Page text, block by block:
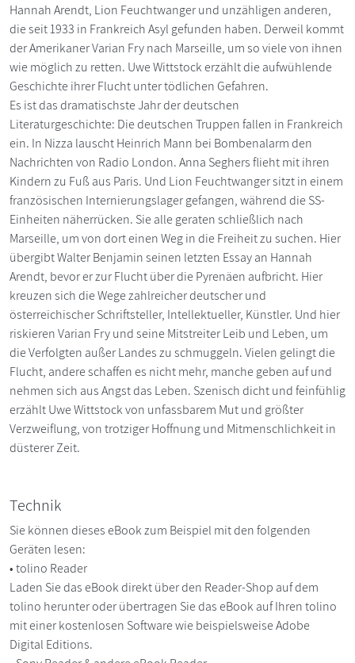
Hannah Arendt, Lion Feuchtwanger und unzähligen anderen,
die seit 1933 in Frankreich Asyl gefunden haben. Derweil kommt
der Amerikaner Varian Fry nach Marseille, um so viele von ihnen
wie möglich zu retten. Uwe Wittstock erzählt die aufwühlende
Geschichte ihrer Flucht unter tödlichen Gefahren.
Es ist das dramatischste Jahr der deutschen
Literaturgeschichte: Die deutschen Truppen fallen in Frankreich
ein. In Nizza lauscht Heinrich Mann bei Bombenalarm den
Nachrichten von Radio London. Anna Seghers flieht mit ihren
Kindern zu Fuß aus Paris. Und Lion Feuchtwanger sitzt in einem
französischen Internierungslager gefangen, während die SS-
Einheiten näherrücken. Sie alle geraten schließlich nach
Marseille, um von dort einen Weg in die Freiheit zu suchen. Hier
übergibt Walter Benjamin seinen letzten Essay an Hannah
Arendt, bevor er zur Flucht über die Pyrenäen aufbricht. Hier
kreuzen sich die Wege zahlreicher deutscher und
österreichischer Schriftsteller, Intellektueller, Künstler. Und hier
riskieren Varian Fry und seine Mitstreiter Leib und Leben, um
die Verfolgten außer Landes zu schmuggeln. Vielen gelingt die
Flucht, andere schaffen es nicht mehr, manche geben auf und
nehmen sich aus Angst das Leben. Szenisch dicht und feinfühlig
erzählt Uwe Wittstock von unfassbarem Mut und größter
Verzweiflung, von trotziger Hoffnung und Mitmenschlichkeit in
düsterer Zeit.
Technik
Sie können dieses eBook zum Beispiel mit den folgenden
Geräten lesen:
• tolino Reader
Laden Sie das eBook direkt über den Reader-Shop auf dem
tolino herunter oder übertragen Sie das eBook auf Ihren tolino
mit einer kostenlosen Software wie beispielsweise Adobe
Digital Editions.